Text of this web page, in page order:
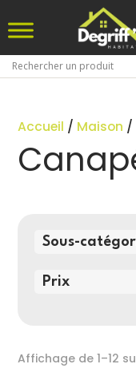
Accueil / Maison /
Sous-
Prix
Affichage de 1–12